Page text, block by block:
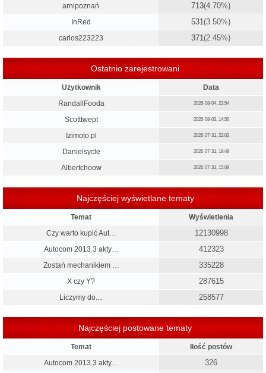
arnipoznań 713(4.70%)
InRed 531(3.50%)
carlos223223 371(2.45%)
Ostatnio zarejestrowani
Użytkownik
Data
RandallFooda
2026-08-04, 23:54
Scotttwept 2026-08-03, 14:56
Izimoto.pl 2026-07-31, 22:02
Danielsycle 2026-07-31, 19:49
Albertchoow 2026-07-31, 15:08
Najczęściej wyświetlane tematy
Temat
Wyświetlenia
Czy warto kupić Aut…
12130998
Autocom 2013.3 akty… 412323
Zostań mechanikiem … 335228
X czy Y? 287615
Liczymy do.... 258577
Najczęściej postowane tematy
Temat
Ilość postów
Autocom 2013.3 akty…
326